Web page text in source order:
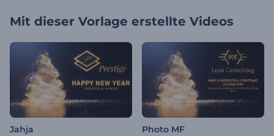
Mit dieser Vorlage erstellte Videos
Jahja Photo MF